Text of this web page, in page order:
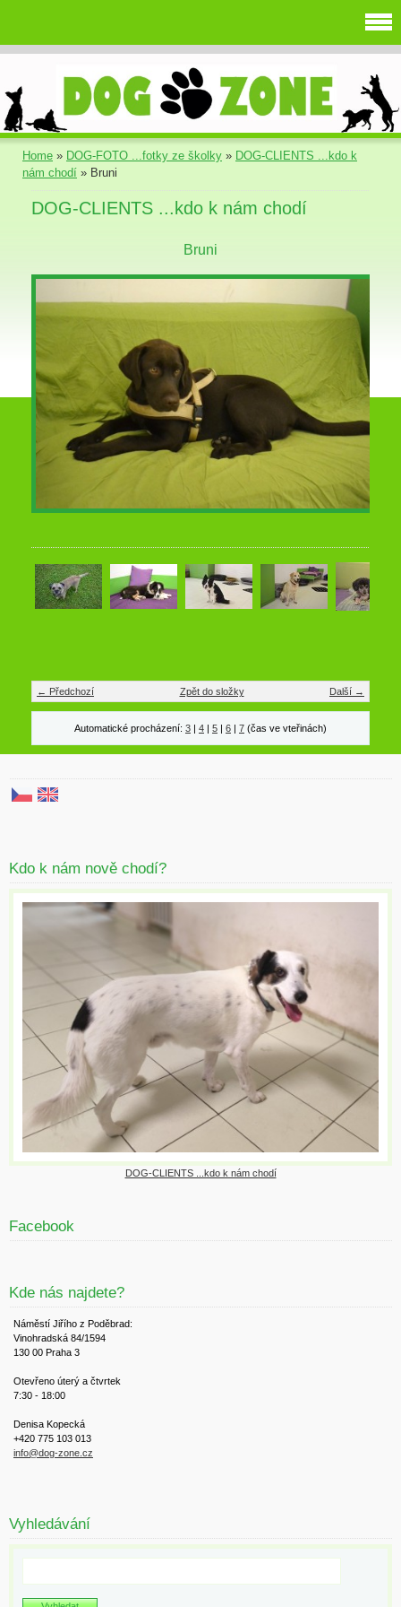
Home » DOG-FOTO ...fotky ze školky » DOG-CLIENTS ...kdo k
nám chodí » Bruni
DOG-CLIENTS ...kdo k nám chodí
Bruni
← Předchozí Další →
Zpět do složky
Automatické procházení: 3 | 4 | 5 | 6 | 7 (čas ve vteřinách)
Kdo k nám nově chodí?
DOG-CLIENTS ...kdo k nám chodí
Facebook
Kde nás najdete?
Náměstí Jiřího z Poděbrad:
Vinohradská 84/1594
130 00 Praha 3
Otevřeno úterý a čtvrtek
7:30 - 18:00
Denisa Kopecká
+420 775 103 013
info@dog-zone.cz
Vyhledávání